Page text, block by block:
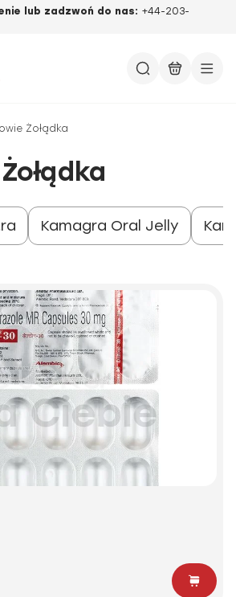
lub zadzwoń do nas: +44-203-
Żołądka
Kamagra Oral Jelly